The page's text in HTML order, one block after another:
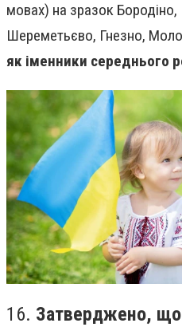
мовах) на зразок
Шереметьєво, Гнезно,
як іменники середнього
16. Затверджено, що